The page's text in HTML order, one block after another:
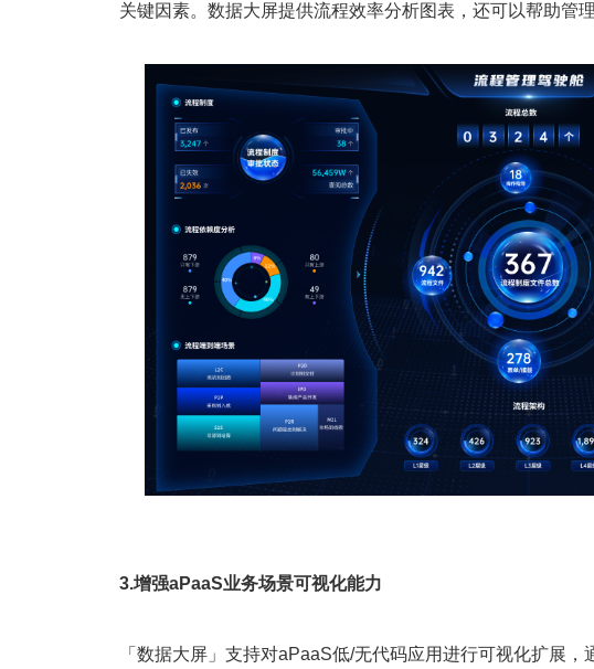
关键因素。数据大屏提供流程效率分析图表，还可以帮助管
3.增强aPaaS业务场景可视化能力
「数据大屏」支持对aPaaS低/无代码应用进行可视化扩展